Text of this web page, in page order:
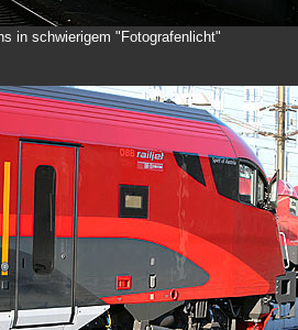
in schwierigem "Fotografenlicht"